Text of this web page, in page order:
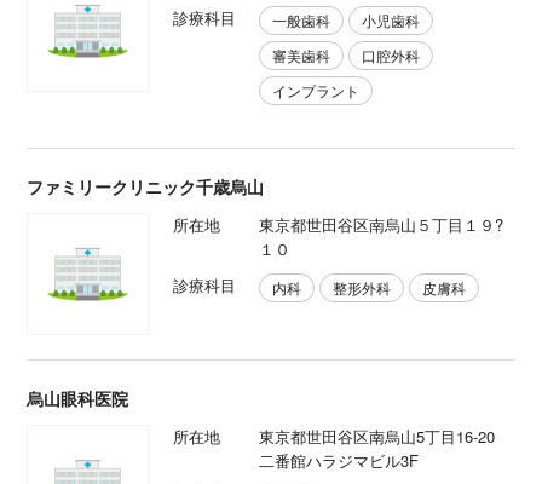
診療科目
一般歯科
小児歯科
審美歯科
口腔外科
インプラント
ファミリークリニック千歳烏山
所在地
東京都世田谷区南烏山５丁目１９?
１０
診療科目
内科 整形外科 皮膚科
烏山眼科医院
所在地
東京都世田谷区南烏山5丁目16-20
二番館ハラジマビル3F